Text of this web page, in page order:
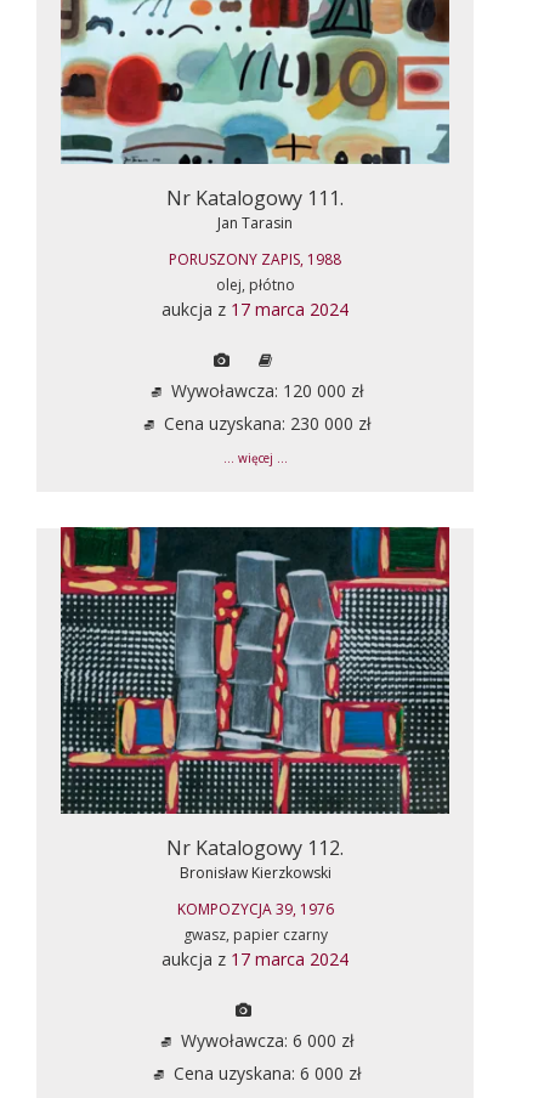
Nr Katalogowy 111.
Jan Tarasin
PORUSZONY ZAPIS, 1988
olej, płótno
aukcja z 17 marca 2024
Wywoławcza: 120 000 zł
Cena uzyskana: 230 000 zł
... więcej ...
Nr Katalogowy 112.
Bronisław Kierzkowski
KOMPOZYCJA 39, 1976
gwasz, papier czarny
aukcja z 17 marca 2024
Wywoławcza: 6 000 zł
Cena uzyskana: 6 000 zł